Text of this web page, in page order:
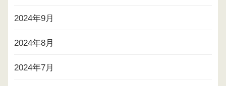
2024年9月
2024年8月
2024年7月